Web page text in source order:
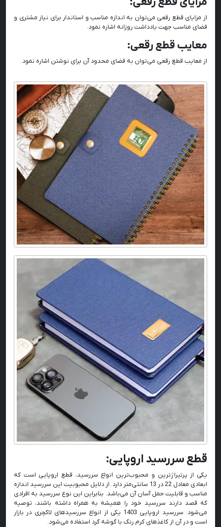
از مزایای قطع رقعی می‌توان به اندازه مناسب و استاندار برای نیاز مشتری و
فضای مناسب جهت یادداشت روزانه اشاره نمود.
معایب قطع رقعی:
از معایب قطع رقعی می‌توان به فضای محدود آن برای نوشتن اشاره نمود.
قطع سررسید اروپایی:
یکی از پرتیراژ‌ترین و محبوب‌ترین انواع سررسید، قطع اروپایی است که
ابعادی معادل 22 در 13 سانتی‌متر دارد. از دلایل محبوبیت این سررسید اندازه
مناسب و قابلیت حمل آسان آن می‌باشد. بنابراین این نوع سررسید به افرادی
که قصد دارند سررسید خود را همیشه به همراه داشته باشند، توصیه
می‌شود. سررسید اروپایی 1403 یکی از انواع سررسیدهای لاکچری در بازار
است و در آن از کاغذهای کرم رنگ با گوشه گرد استفاده می‌شود.